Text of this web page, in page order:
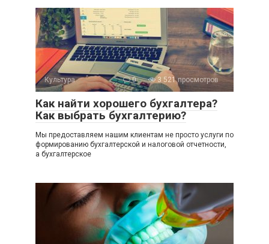
Культура 0 3 521 просмотров
Как найти хорошего бухгалтера?
Как выбрать бухгалтерию?
Мы предоставляем нашим клиентам не просто услуги по
формированию бухгалтерской и налоговой отчетности,
а бухгалтерское